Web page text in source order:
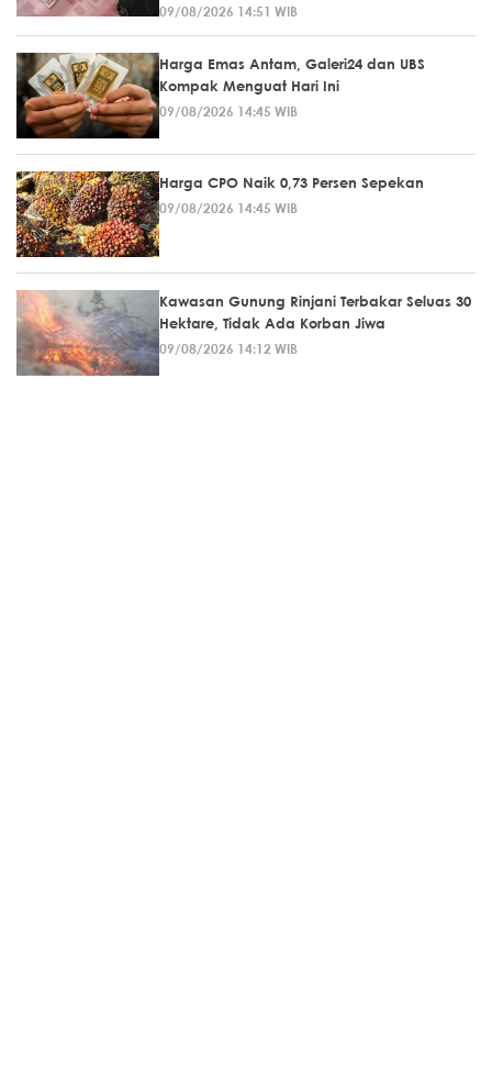
09/08/2026 14:51 WIB
Harga Emas Antam, Galeri24 dan UBS
Kompak Menguat Hari Ini
09/08/2026 14:45 WIB
Harga CPO Naik 0,73 Persen Sepekan
09/08/2026 14:45 WIB
Kawasan Gunung Rinjani Terbakar Seluas 30
Hektare, Tidak Ada Korban Jiwa
09/08/2026 14:12 WIB